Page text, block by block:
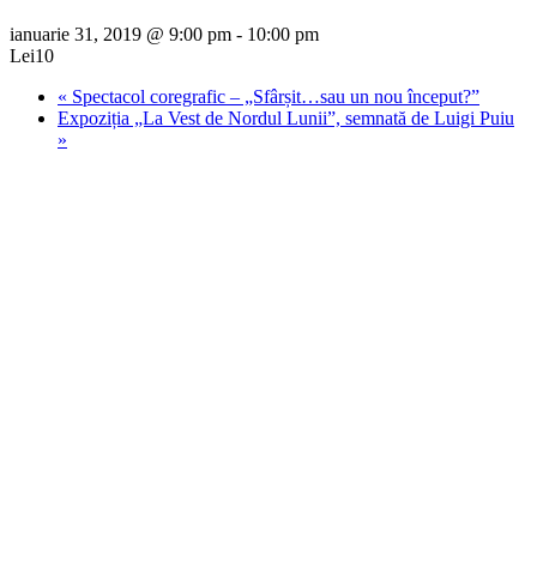
ianuarie 31, 2019 @ 9:00 pm - 10:00 pm
Lei10
« Spectacol coregrafic – „Sfârșit…sau un nou început?”
Expoziția „La Vest de Nordul Lunii”, semnată de Luigi Puiu
»